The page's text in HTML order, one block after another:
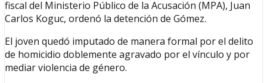
fiscal del Ministerio Público de la Acusación (MPA), Juan
Carlos Koguc, ordenó la detención de Gómez.
El joven quedó imputado de manera formal por el delito
de homicidio doblemente agravado por el vínculo y por
mediar violencia de género.